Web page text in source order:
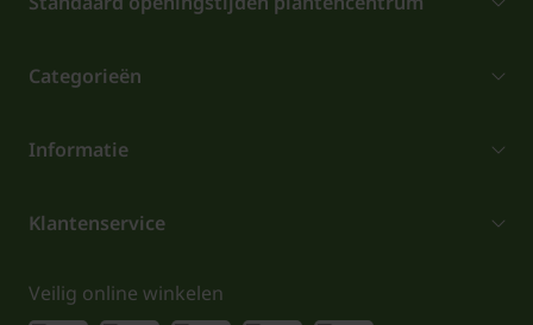
Categorieën
Informatie
Klantenservice
Veilig online winkelen